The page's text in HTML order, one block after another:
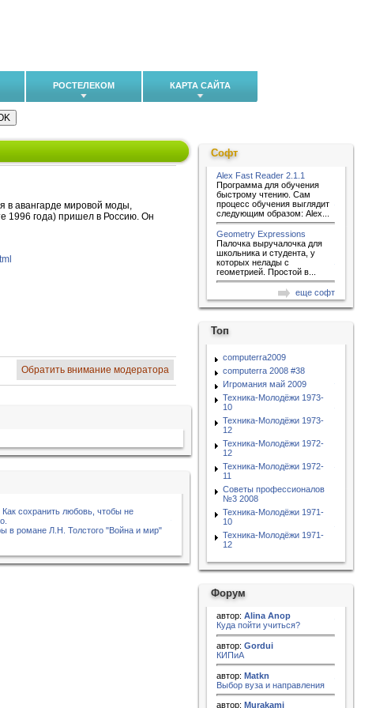
РОСТЕЛЕКОМ КАРТА САЙТА
в авангарде мировой моды,
1996 года) пришел в Россию. Он
Обратить внимание модератора
сохранить любовь, чтобы не
в романе Л.Н. Толстого "Война и мир"
Софт
Alex Fast Reader 2.1.1
Программа для обучения
быстрому чтению. Сам
процесс обучения выглядит
следующим образом: Alex...
Geometry Expressions
Палочка выручалочка для
школьника и студента, у
которых нелады с
геометрией. Простой в...
еще софт
Топ
computerra2009
computerra 2008 #38
Игромания май 2009
Техника-Молодёжи 1973-
10
Техника-Молодёжи 1973-
12
Техника-Молодёжи 1972-
12
Техника-Молодёжи 1972-
11
Советы профессионалов
№3 2008
Техника-Молодёжи 1971-
10
Техника-Молодёжи 1971-
12
Форум
автор: Alina Anop
Куда пойти учиться?
автор: Gordui
КИПиА
автор: Matkn
Выбор вуза и направления
автор: Murakami